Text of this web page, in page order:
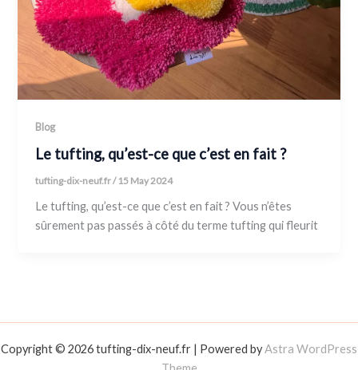
Blog
Le tufting, qu’est-ce que c’est en fait ?
tufting-dix-neuf.fr/ 15 May 2024
Le tufting, qu’est-ce que c’est en fait ? Vous n’êtes
sûrement pas passés à côté du terme tufting qui fleurit
Copyright © 2026 tufting-dix-neuf.fr | Powered byAstra WordPress